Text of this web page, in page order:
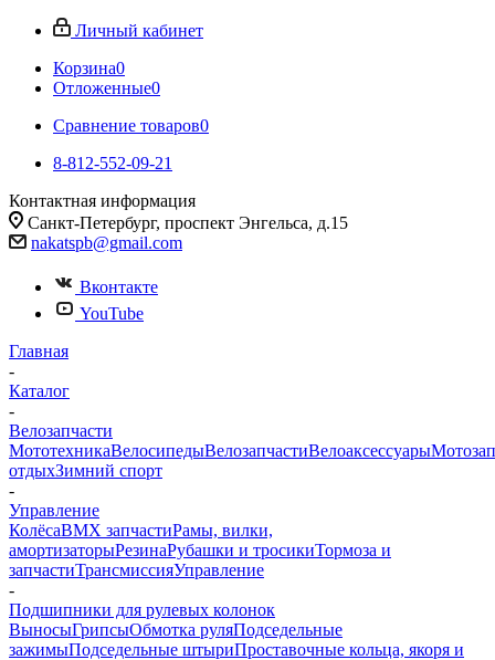
Личный кабинет
Корзина0
Отложенные0
Сравнение товаров0
8-812-552-09-21
Контактная информация
Санкт-Петербург, проспект Энгельса, д.15
nakatspb@gmail.com
Вконтакте
YouTube
Главная
-
Каталог
-
Велозапчасти
МототехникаВелосипедыВелозапчастиВелоаксессуары
отдыхЗимний спорт
-
Управление
КолёсаBMX запчастиРамы, вилки,
амортизаторыРезинаРубашки и тросикиТормоза и
запчастиТрансмиссияУправление
-
Подшипники для рулевых колонок
ВыносыГрипсыОбмотка руляПодседельные
зажимыПодседельные штыриПроставочные кольца, якоря и